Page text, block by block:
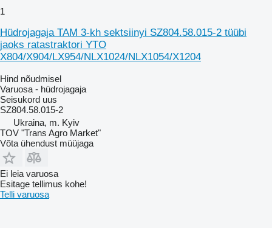
1
Hüdrojagaja TAM 3-kh sektsiinyi SZ804.58.015-2 tüübi
jaoks ratastraktori YTO
X804/X904/LX954/NLX1024/NLX1054/X1204
Hind nõudmisel
Varuosa - hüdrojagaja
Seisukord uus
SZ804.58.015-2
Ukraina, m. Kyiv
TOV "Trans Agro Market"
Võta ühendust müüjaga
Ei leia varuosa
Esitage tellimus kohe!
Telli varuosa